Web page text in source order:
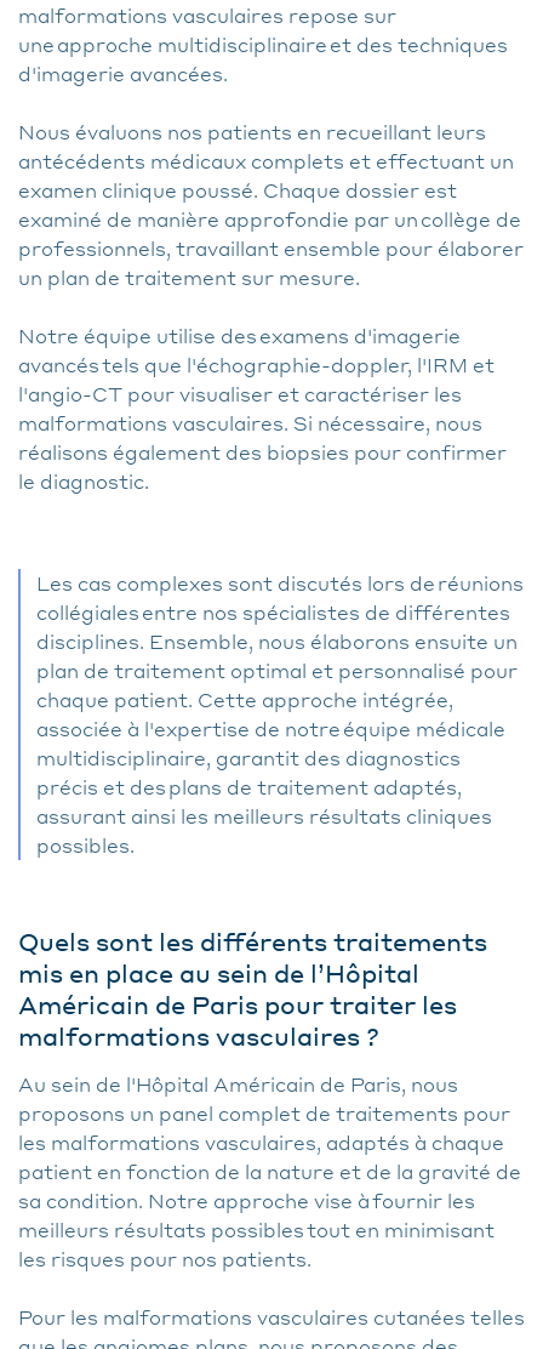
malformations vasculaires repose sur
une approche multidisciplinaire et des techniques
d'imagerie avancées.
Nous évaluons nos patients en recueillant leurs
antécédents médicaux complets et effectuant un
examen clinique poussé. Chaque dossier est
examiné de manière approfondie par un collège de
professionnels, travaillant ensemble pour élaborer
un plan de traitement sur mesure.
Notre équipe utilise des examens d'imagerie
avancés tels que l'échographie-doppler, l'IRM et
l'angio-CT pour visualiser et caractériser les
malformations vasculaires. Si nécessaire, nous
réalisons également des biopsies pour confirmer
le diagnostic.
Les cas complexes sont discutés lors de réunions
collégiales entre nos spécialistes de différentes
disciplines. Ensemble, nous élaborons ensuite un
plan de traitement optimal et personnalisé pour
chaque patient. Cette approche intégrée,
associée à l'expertise de notre équipe médicale
multidisciplinaire, garantit des diagnostics
précis et des plans de traitement adaptés,
assurant ainsi les meilleurs résultats cliniques
possibles.
Quels sont les différents traitements
mis en place au sein de l’Hôpital
Américain de Paris pour traiter les
malformations vasculaires ?
Au sein de l'Hôpital Américain de Paris, nous
proposons un panel complet de traitements pour
les malformations vasculaires, adaptés à chaque
patient en fonction de la nature et de la gravité de
sa condition. Notre approche vise à fournir les
meilleurs résultats possibles tout en minimisant
les risques pour nos patients.
Pour les malformations vasculaires cutanées telles